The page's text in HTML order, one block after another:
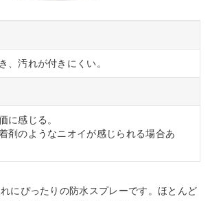
、汚れが付きにくい。
に感じる。
剤のようなニオイが感じられる場合あ
にぴったりの防水スプレーです。ほとんど